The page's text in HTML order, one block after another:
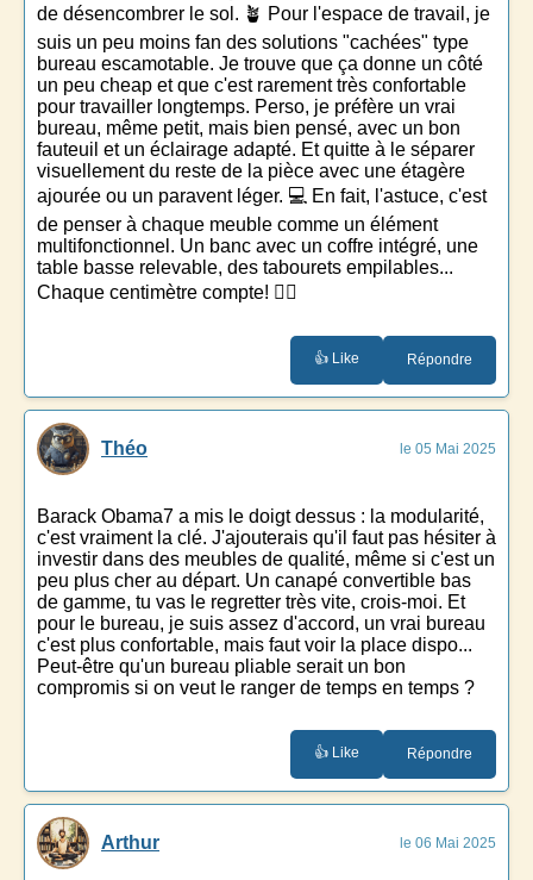
de désencombrer le sol. 🪴 Pour l'espace de travail, je
suis un peu moins fan des solutions "cachées" type
bureau escamotable. Je trouve que ça donne un côté
un peu cheap et que c'est rarement très confortable
pour travailler longtemps. Perso, je préfère un vrai
bureau, même petit, mais bien pensé, avec un bon
fauteuil et un éclairage adapté. Et quitte à le séparer
visuellement du reste de la pièce avec une étagère
ajourée ou un paravent léger. 💻 En fait, l'astuce, c'est
de penser à chaque meuble comme un élément
multifonctionnel. Un banc avec un coffre intégré, une
table basse relevable, des tabourets empilables...
Chaque centimètre compte! 👍🏿
👍 Like Répondre
Théo le 05 Mai 2025
Barack Obama7 a mis le doigt dessus : la modularité,
c'est vraiment la clé. J'ajouterais qu'il faut pas hésiter à
investir dans des meubles de qualité, même si c'est un
peu plus cher au départ. Un canapé convertible bas
de gamme, tu vas le regretter très vite, crois-moi. Et
pour le bureau, je suis assez d'accord, un vrai bureau
c'est plus confortable, mais faut voir la place dispo...
Peut-être qu'un bureau pliable serait un bon
compromis si on veut le ranger de temps en temps ?
👍 Like Répondre
Arthur le 06 Mai 2025